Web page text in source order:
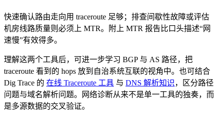
快速确认路由走向用 traceroute 足够；排查间歇性故障或评估
机房线路质量则必须上 MTR。附上 MTR 报告比口头描述“网
速慢”有效得多。
理解这两个工具后，可进一步学习 BGP 与 AS 路径，把
traceroute 看到的 hops 放到自治系统互联的视角中。也可结合
Dig Trace 的 在线 Traceroute 工具 与 DNS 解析知识，区分路径
问题与域名解析问题。网络诊断从来不是单一工具的独奏，而
是多源数据的交叉验证。